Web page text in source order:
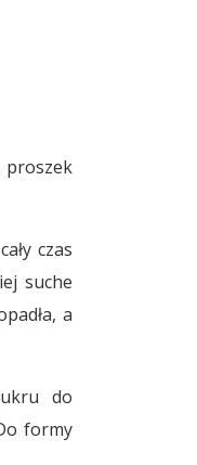
proszek
czas
suche
a
do
formy